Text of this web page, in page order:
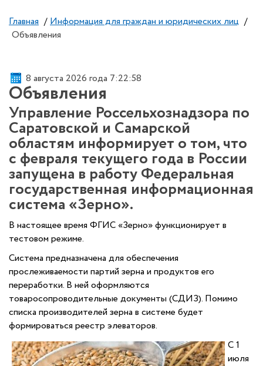
Главная / Информация для граждан и юридических лиц /
Объявления
8 августа 2026 года 7:22:59
Объявления
Управление Россельхознадзора по
Саратовской и Самарской
областям информирует о том, что
с февраля текущего года в России
запущена в работу Федеральная
государственная информационная
система «Зерно».
В настоящее время ФГИС «Зерно» функционирует в
тестовом режиме.
Система предназначена для обеспечения
прослеживаемости партий зерна и продуктов его
переработки. В ней оформляются
товаросопроводительные документы (СДИЗ). Помимо
списка производителей зерна в системе будет
формироваться реестр элеваторов.
С 1
июля